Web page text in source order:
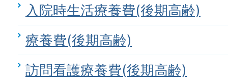
入院時生活療養費(後期高齢)
療養費(後期高齢)
訪問看護療養費(後期高齢)